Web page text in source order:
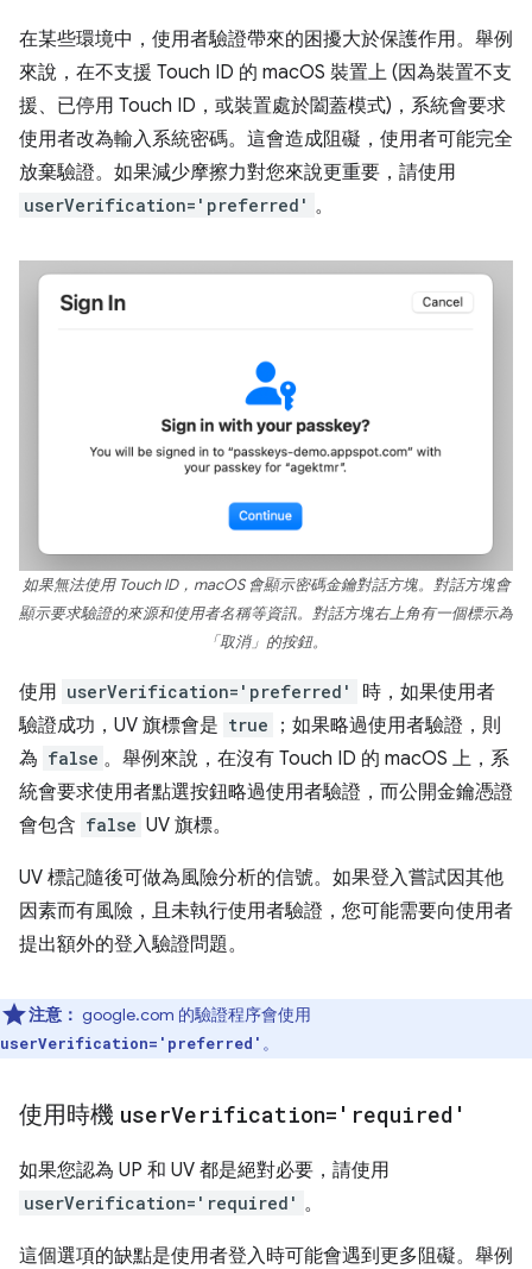
在某些環境中，使用者驗證帶來的困擾大於保護作用。舉例
來說，在不支援 Touch ID 的 macOS 裝置上 (因為裝置不支
援、已停用 Touch ID，或裝置處於闔蓋模式)，系統會要求
使用者改為輸入系統密碼。這會造成阻礙，使用者可能完全
放棄驗證。如果減少摩擦力對您來說更重要，請使用
userVerification='preferred' 。
如果無法使用 Touch ID，macOS 會顯示密碼金鑰對話方塊。對話方塊會
顯示要求驗證的來源和使用者名稱等資訊。對話方塊右上角有一個標示為
「取消」的按鈕。
使用 userVerification='preferred'
時，如果使用者
驗證成功，UV 旗標會是 true
；如果略過使用者驗證，則
為 false 。舉例來說，在沒有 Touch ID 的 macOS 上，系
統會要求使用者點選按鈕略過使用者驗證，而公開金鑰憑證
會包含 false UV 旗標。
UV 標記隨後可做為風險分析的信號。如果登入嘗試因其他
因素而有風險，且未執行使用者驗證，您可能需要向使用者
提出額外的登入驗證問題。
注意： google.com 的驗證程序會使用
userVerification='preferred' 。
使用時機 userVerification='required'
如果您認為 UP 和 UV 都是絕對必要，請使用
userVerification='required' 。
這個選項的缺點是使用者登入時可能會遇到更多阻礙。舉例